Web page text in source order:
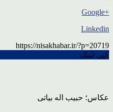
+Google
Linkedin
https://nisakhabar.ir/?p=20719
کپی لینک
عکاس؛ حبیب اله بیاتی